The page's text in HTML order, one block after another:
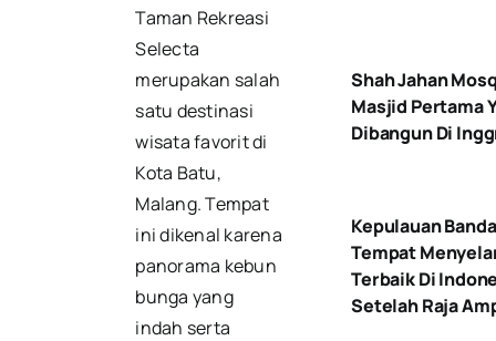
Taman Rekreasi
Selecta
merupakan salah
satu destinasi
wisata favorit di
Kota Batu,
Malang. Tempat
ini dikenal karena
panorama kebun
bunga yang
indah serta
Shah Jahan
Masjid Pertama
Dibangun Di
Kepulauan Banda
Tempat
Terbaik Di
Setelah Raja